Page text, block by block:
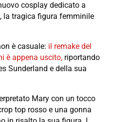
cosplay dedicato a
la tragica figura femminile
è casuale: il remake del
è appena uscito, riportando
Sunderland e della sua
Mary con un tocco
top rosso e una gonna